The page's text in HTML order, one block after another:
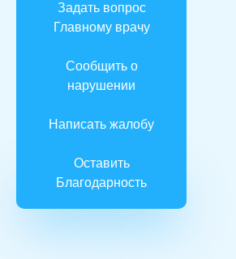
Задать вопрос
Главному врачу
Сообщить о
нарушении
Написать жалобу
Оставить
Благодарность